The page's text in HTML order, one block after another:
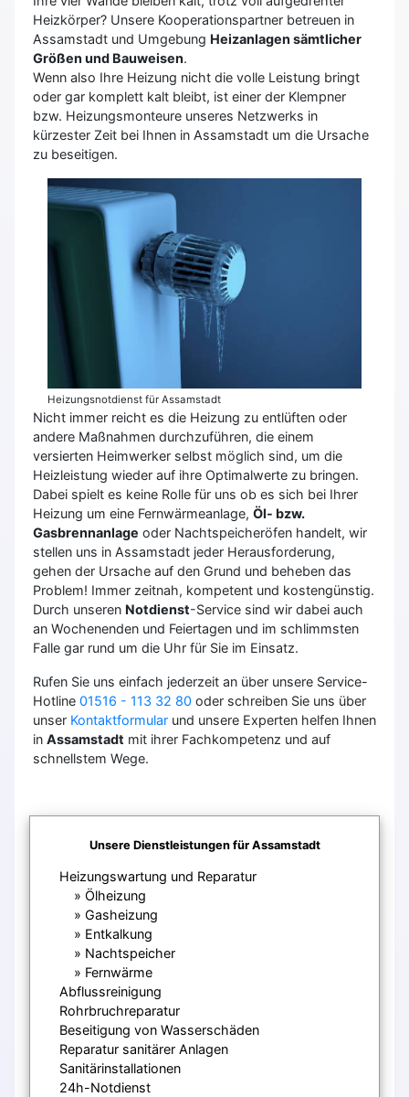
Heizkörper? Unsere Kooperationspartner betreuen in
Assamstadt und Umgebung Heizanlagen sämtlicher
Größen und Bauweisen.
Wenn also Ihre Heizung nicht die volle Leistung bringt
oder gar komplett kalt bleibt, ist einer der Klempner
bzw. Heizungsmonteure unseres Netzwerks in
kürzester Zeit bei Ihnen in Assamstadt um die Ursache
zu beseitigen.
Heizungsnotdienst für Assamstadt
Nicht immer reicht es die Heizung zu entlüften oder
andere Maßnahmen durchzuführen, die einem
versierten Heimwerker selbst möglich sind, um die
Heizleistung wieder auf ihre Optimalwerte zu bringen.
Dabei spielt es keine Rolle für uns ob es sich bei Ihrer
Heizung um eine Fernwärmeanlage, Öl- bzw.
Gasbrennanlage oder Nachtspeicheröfen handelt, wir
stellen uns in Assamstadt jeder Herausforderung,
gehen der Ursache auf den Grund und beheben das
Problem! Immer zeitnah, kompetent und kostengünstig.
Durch unseren Notdienst-Service sind wir dabei auch
an Wochenenden und Feiertagen und im schlimmsten
Falle gar rund um die Uhr für Sie im Einsatz.
Rufen Sie uns einfach jederzeit an über unsere Service-
Hotline 01516 - 113 32 80 oder schreiben Sie uns über
unser Kontaktformular und unsere Experten helfen Ihnen
in Assamstadt mit ihrer Fachkompetenz und auf
schnellstem Wege.
Unsere Dienstleistungen für Assamstadt
Heizungswartung und Reparatur
Ölheizung
Gasheizung
Entkalkung
Nachtspeicher
Fernwärme
Abflussreinigung
Rohrbruchreparatur
Beseitigung von Wasserschäden
Reparatur sanitärer Anlagen
Sanitärinstallationen
24h-Notdienst